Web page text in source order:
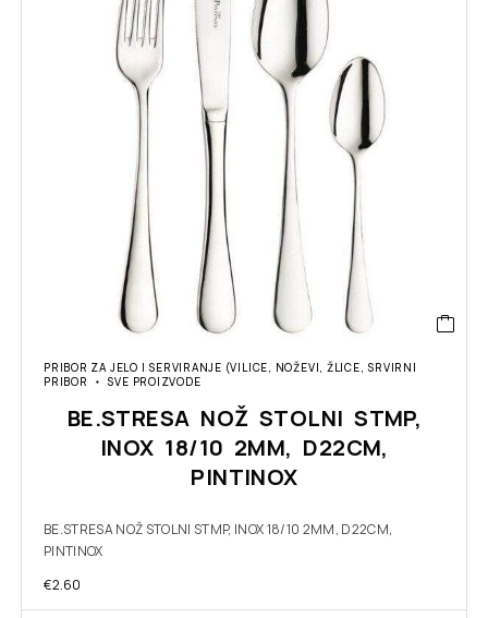
PRIBOR ZA JELO I SERVIRANJE (VILICE, NOŽEVI, ŽLICE, SRVIRNI
PRIBOR
SVE PROIZVODE
BE.STRESA NOŽ STOLNI STMP,
INOX 18/10 2MM, D22CM,
PINTINOX
BE.STRESA NOŽ STOLNI STMP, INOX 18/10 2MM, D22CM,
PINTINOX
€2.60